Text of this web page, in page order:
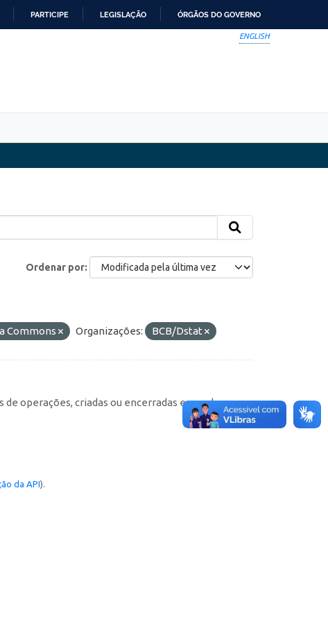
PARTICIPE LEGISLAÇÃO ÓRGÃOS DO GOVERNO
ENGLISH
Ordenar por
Commons Organizações: BCB/Dstat
operações, criadas ou encerradas em cada
da API).